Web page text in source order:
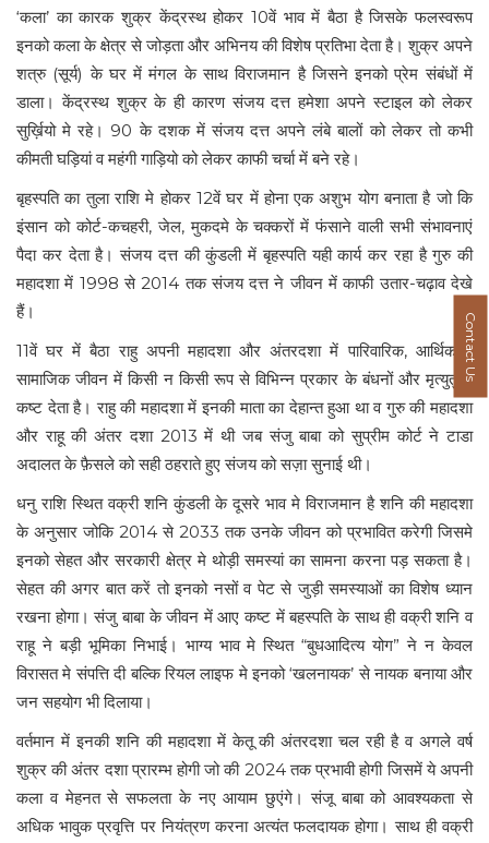
‘कला’ का कारक शुक्र केंद्रस्थ होकर 10वें भाव में बैठा है जिसके फलस्वरूप
इनको कला के क्षेत्र से जोड़ता और अभिनय की विशेष प्रतिभा देता है। शुक्र अपने
शत्रु (सूर्य) के घर में मंगल के साथ विराजमान है जिसने इनको प्रेम संबंधों में
डाला। केंद्रस्थ शुक्र के ही कारण संजय दत्त हमेशा अपने स्टाइल को लेकर
सुर्ख़ियो मे रहे। 90 के दशक में संजय दत्त अपने लंबे बालों को लेकर तो कभी
कीमती घड़ियां व महंगी गाड़ियो को लेकर काफी चर्चा में बने रहे।
बृहस्पति का तुला राशि मे होकर 12वें घर में होना एक अशुभ योग बनाता है जो कि
इंसान को कोर्ट-कचहरी, जेल, मुकदमे के चक्करों में फंसाने वाली सभी संभावनाएं
पैदा कर देता है। संजय दत्त की कुंडली में बृहस्पति यही कार्य कर रहा है गुरु की
महादशा में 1998 से 2014 तक संजय दत्त ने जीवन में काफी उतार-चढ़ाव देखे
हैं।
11वें घर में बैठा राहु अपनी महादशा और अंतरदशा में पारिवारिक, आर्थिक व
सामाजिक जीवन में किसी न किसी रूप से विभिन्न प्रकार के बंधनों और मृत्युतुल्य
कष्ट देता है। राहु की महादशा में इनकी माता का देहान्त हुआ था व गुरु की महादशा
और राहू की अंतर दशा 2013 में थी जब संजु बाबा को सुप्रीम कोर्ट ने टाडा
अदालत के फ़ैसले को सही ठहराते हुए संजय को सज़ा सुनाई थी।
धनु राशि स्थित वक्री शनि कुंडली के दूसरे भाव मे विराजमान है शनि की महादशा
के अनुसार जोकि 2014 से 2033 तक उनके जीवन को प्रभावित करेगी जिसमे
इनको सेहत और सरकारी क्षेत्र मे थोड़ी समस्यां का सामना करना पड़ सकता है।
सेहत की अगर बात करें तो इनको नसों व पेट से जुड़ी समस्याओं का विशेष ध्यान
रखना होगा। संजु बाबा के जीवन में आए कष्ट में बहस्पति के साथ ही वक्री शनि व
राहू ने बड़ी भूमिका निभाई। भाग्य भाव मे स्थित “बुधआदित्य योग” ने न केवल
विरासत मे संपत्ति दी बल्कि रियल लाइफ मे इनको ‘खलनायक’ से नायक बनाया और
जन सहयोग भी दिलाया।
वर्तमान में इनकी शनि की महादशा में केतू की अंतरदशा चल रही है व अगले वर्ष
शुक्र की अंतर दशा प्रारम्भ होगी जो की 2024 तक प्रभावी होगी जिसमें ये अपनी
कला व मेहनत से सफलता के नए आयाम छुएंगे। संजू बाबा को आवश्यकता से
अधिक भावुक प्रवृत्ति पर नियंत्रण करना अत्यंत फलदायक होगा। साथ ही वक्री
Contact Us